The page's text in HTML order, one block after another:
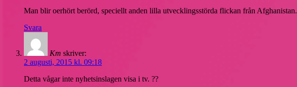
Man blir oerhört berörd, speciellt anden lilla utvecklingsstörda flickan från Afghanistan.
Svara
Km skriver:
2 augusti, 2015 kl. 09:18
Detta vågar inte nyhetsinslagen visa i tv. ??